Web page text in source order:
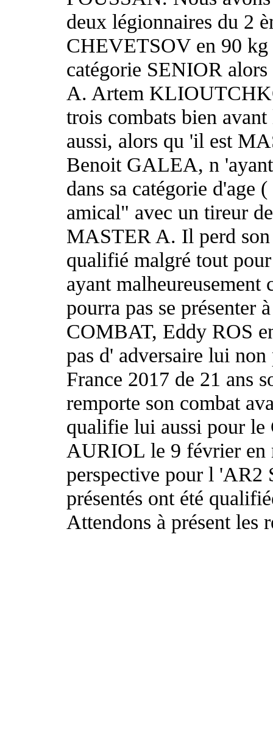
deux légionnaires du 2
CHEVETSOV en 90 kg
catégorie SENIOR
A. Artem
trois combats bien
aussi, alors qu 'il est
Benoit GALEA, n 'ayant
dans sa catégorie
amical" avec un tireur
MASTER A. Il perd son
qualifié malgré tout
ayant malheureusement
pourra pas se
COMBAT, Eddy ROS
pas d' adversaire lui
France 2017 de 21 ans
remporte son combat
qualifie lui aussi pour le
AURIOL le 9 février en
perspective pour l 'AR2
présentés ont été
Attendons à présent les